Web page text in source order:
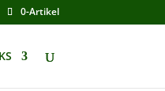
0-Artikel